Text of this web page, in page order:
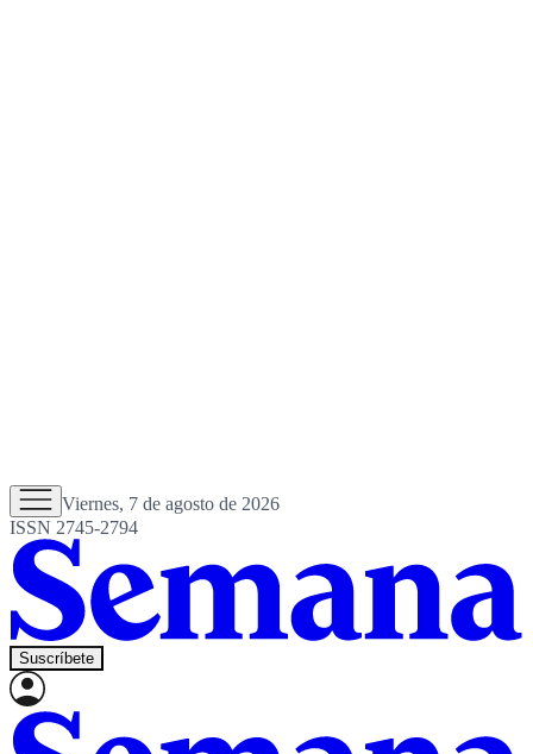
Viernes, 7 de agosto de 2026
ISSN 2745-2794
Suscríbete